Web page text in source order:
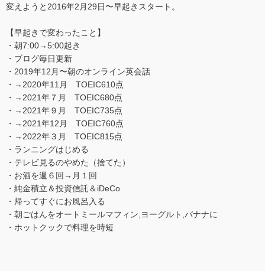
変えようと2016年2月29日〜早起きスタート。
【早起きで変わったこと】
・朝7:00→5:00起き
・ブログ毎日更新
・2019年12月〜朝のオンライン英会話
・→2020年11月 TOEIC610点
・→2021年７月 TOEIC680点
・→2021年９月 TOEIC735点
・→2021年12月 TOEIC760点
・→2022年３月 TOEIC815点
・ランニングはじめる
・テレビ見るのやめた（捨てた）
・お酒を週６回→月１回
・純金積立＆投資信託＆iDeCo
・帰ってすぐにお風呂入る
・朝ごはんをオートミールマフィン,ヨーグルト,バナナに
・ホットクックで料理を時短